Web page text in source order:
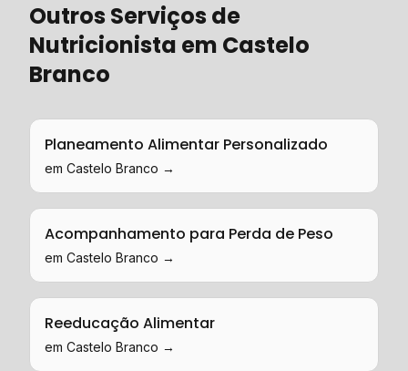
Outros Serviços de
Nutricionista em Castelo
Branco
Planeamento Alimentar Personalizado
em Castelo Branco →
Acompanhamento para Perda de Peso
em Castelo Branco →
Reeducação Alimentar
em Castelo Branco →